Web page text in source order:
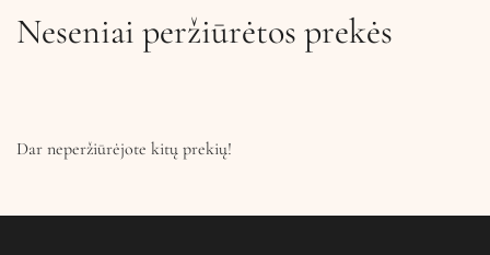
Neseniai peržiūrėtos prekės
Dar neperžiūrėjote kitų prekių!